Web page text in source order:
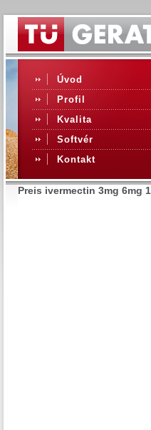
Úvod
Profil
Kvalita
Softvér
Kontakt
Preis ivermectin 3mg 6mg